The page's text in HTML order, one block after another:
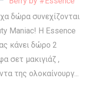
δώρα συνεχίζονται
Maniac! Η Essence
κάνει δώρο 2
σετ μακιγιάζ ,
της ολοκαίνουργ...